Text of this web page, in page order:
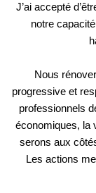
J’ai accepté
notre
Nous
progressive et
professionnels
économiques, la
serons aux
Les actions